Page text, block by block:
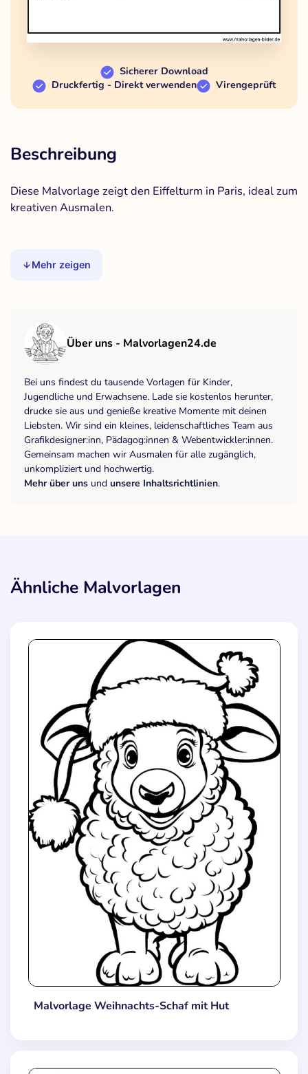
Sicherer Download
Druckfertig - Direkt verwenden
Virengeprüft
Beschreibung
Diese Malvorlage zeigt den Eiffelturm in Paris, ideal zum
kreativen Ausmalen.
Mehr zeigen
Über uns - Malvorlagen24.de
Bei uns findest du tausende Vorlagen für Kinder,
Jugendliche und Erwachsene. Lade sie kostenlos herunter,
drucke sie aus und genieße kreative Momente mit deinen
Liebsten. Wir sind ein kleines, leidenschaftliches Team aus
Grafikdesigner:inn, Pädagog:innen & Webentwickler:innen.
Gemeinsam machen wir Ausmalen für alle zugänglich,
unkompliziert und hochwertig.
Mehr über uns und unsere Inhaltsrichtlinien.
Ähnliche Malvorlagen
Malvorlage Weihnachts-Schaf mit Hut